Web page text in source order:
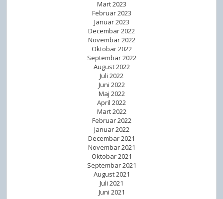
Mart 2023
Februar 2023
Januar 2023
Decembar 2022
Novembar 2022
Oktobar 2022
Septembar 2022
August 2022
Juli 2022
Juni 2022
Maj 2022
April 2022
Mart 2022
Februar 2022
Januar 2022
Decembar 2021
Novembar 2021
Oktobar 2021
Septembar 2021
August 2021
Juli 2021
Juni 2021